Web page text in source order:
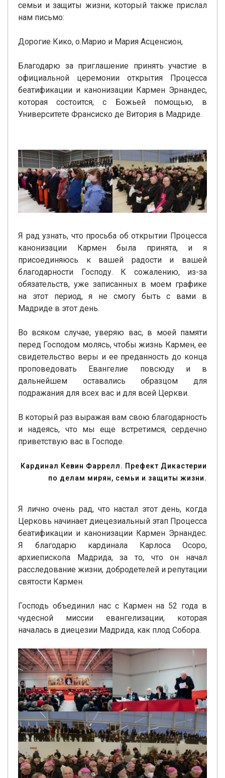
семьи и защиты жизни, который также прислал
нам письмо:
Дорогие Кико, о.Марио и Мария Асценсион,
Благодарю за приглашение принять участие в
официальной церемонии открытия Процесса
беатификации и канонизации Кармен Эрнандес,
которая состоится, с Божьей помощью, в
Университете Франсиско де Витория в Мадриде.
Я рад узнать, что просьба об открытии Процесса
канонизации Кармен была принята, и я
присоединяюсь к вашей радости и вашей
благодарности Господу. К сожалению, из-за
обязательств, уже записанных в моем графике
на этот период, я не смогу быть с вами в
Мадриде в этот день.
Во всяком случае, уверяю вас, в моей памяти
перед Господом молясь, чтобы жизнь Кармен, ее
свидетельство веры и ее преданность до конца
проповедовать Евангелие повсюду и в
дальнейшем оставались образцом для
подражания для всех вас и для всей Церкви.
В который раз выражая вам свою благодарность
и надеясь, что мы еще встретимся, сердечно
приветствую вас в Господе.
Кардинал Кевин Фаррелл. Префект Дикастерии
по делам мирян, семьи и защиты жизни.
Я лично очень рад, что настал этот день, когда
Церковь начинает диецезиальный этап Процесса
беатификации и канонизации Кармен Эрнандес.
Я благодарю кардинала Карлоса Осоро,
архиепископа Мадрида, за то, что он начал
расследование жизни, добродетелей и репутации
святости Кармен.
Господь объединил нас с Кармен на 52 года в
чудесной миссии евангелизации, которая
началась в диецезии Мадрида, как плод Собора.